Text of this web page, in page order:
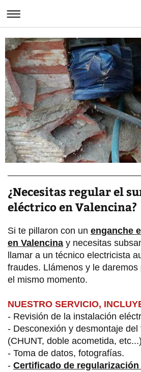
¿Necesitas regular el
eléctrico en Valencina?
Si te pillaron con un enganche
en Valencina y necesitas
llamar a un técnico electricista
fraudes. Llámenos y le daremos
el mismo momento.
NUESTRO SERVICIO,
- Revisión de la instalación
- Desconexión y desmontaje
(CHUNT, doble acometida, etc...)
- Toma de datos, fotografías.
- Certificado de regularización